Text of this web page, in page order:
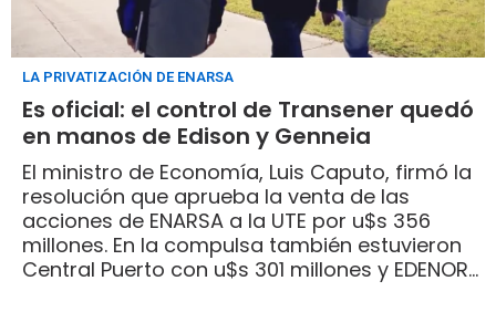
LA PRIVATIZACIÓN DE ENARSA
Es oficial: el control de Transener quedó
en manos de Edison y Genneia
El ministro de Economía, Luis Caputo, firmó la
resolución que aprueba la venta de las
acciones de ENARSA a la UTE por u$s 356
millones. En la compulsa también estuvieron
Central Puerto con u$s 301 millones y EDENOR